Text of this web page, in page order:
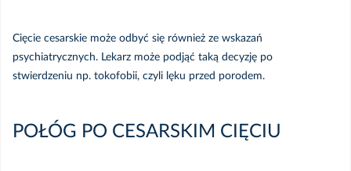
Cięcie cesarskie może odbyć się również ze wskazań
psychiatrycznych. Lekarz może podjąć taką decyzję po
stwierdzeniu np. tokofobii, czyli lęku przed porodem.
POŁÓG PO CESARSKIM CIĘCIU